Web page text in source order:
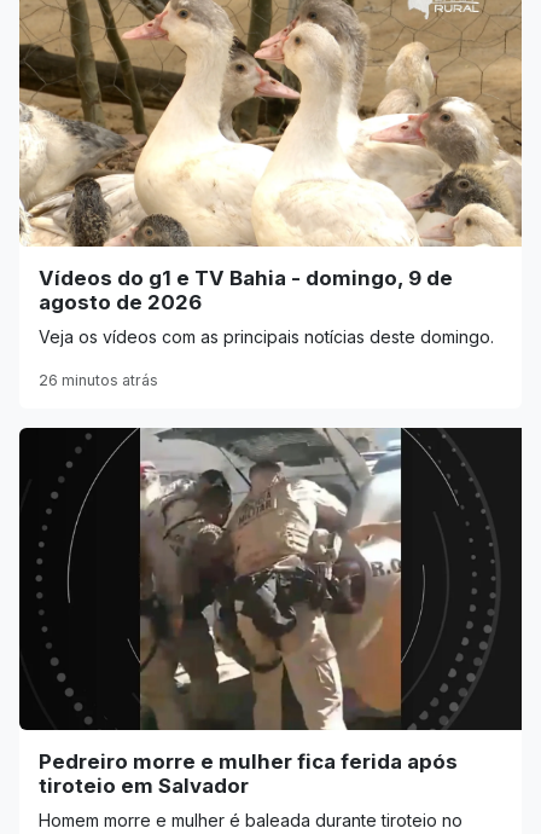
Vídeos do g1 e TV Bahia - domingo, 9 de
agosto de 2026
Veja os vídeos com as principais notícias deste domingo.
26 minutos atrás
Pedreiro morre e mulher fica ferida após
tiroteio em Salvador
Homem morre e mulher é baleada durante tiroteio no